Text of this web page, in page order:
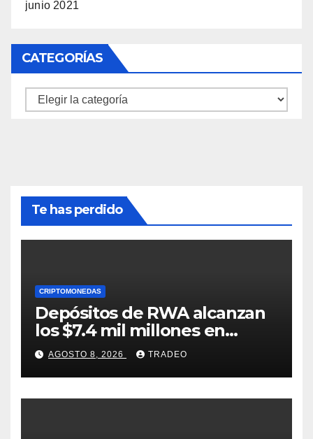
junio 2021
CATEGORÍAS
Categorías
Te has perdido
CRIPTOMONEDAS
Depósitos de RWA alcanzan
los $7.4 mil millones en
medio de la caída de DeFi
AGOSTO 8, 2026 TRADEO